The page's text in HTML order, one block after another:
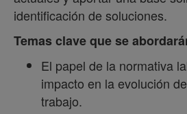
identificación de soluciones.
Temas clave que se
El papel de la normativa
impacto en la evolución
trabajo.